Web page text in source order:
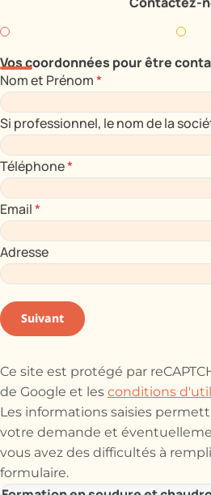
Vos coordonnées pour être
Nom et Prénom*
Si professionnel, le nom de la
Téléphone*
Email*
Adresse
Suivant
Ce site est protégé par
de Google et lesconditions
Les informations saisies
votre demande et
vous avez des difficultés à
formulaire.